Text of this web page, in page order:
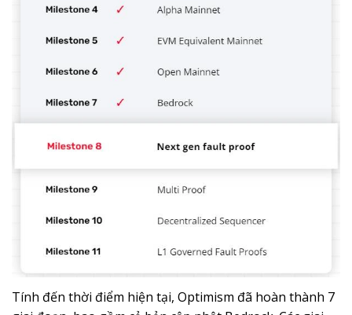
Tính đến thời điểm hiện tại, Optimism đã hoàn thành 7